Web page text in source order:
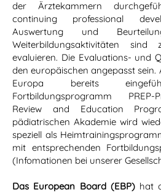
der Ärztekammern
continuing professional
Auswertung und
Weiterbildungsaktivitäten
evaluieren. Die Evaluations- und
den europäischen angepasst
Europa bereits
Fortbildungsprogramm
Review and Education
pädiatrischen Akademie wird
speziell als
mit entsprechenden
(Infomationen bei unserer
Das European Board (EBP)hat